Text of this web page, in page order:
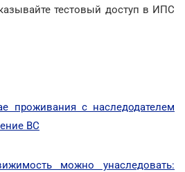
тестовый доступ в ИПС
проживания с наследодателем
ВС
можно унаследовать: